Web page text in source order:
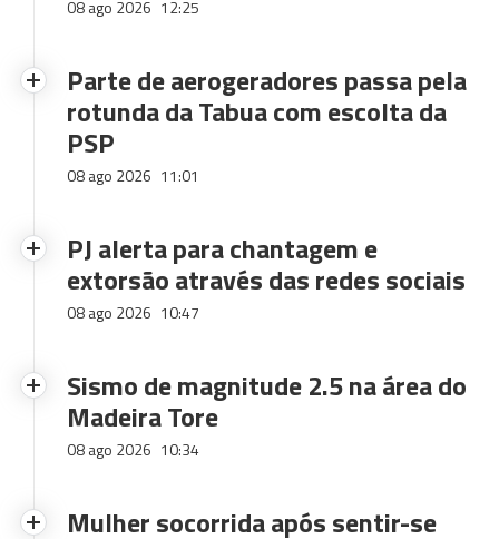
08 ago 2026 12:25
Parte de aerogeradores passa pela
rotunda da Tabua com escolta da
PSP
08 ago 2026 11:01
PJ alerta para chantagem e
extorsão através das redes sociais
08 ago 2026 10:47
Sismo de magnitude 2.5 na área do
Madeira Tore
08 ago 2026 10:34
Mulher socorrida após sentir-se